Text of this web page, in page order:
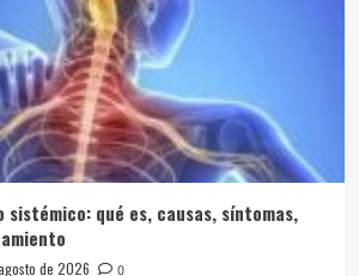
sistémico: qué es, causas, síntomas,
de 2026 0